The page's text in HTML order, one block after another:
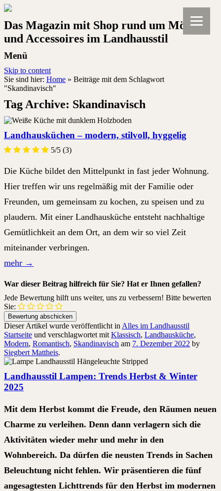
Das Magazin mit Shop rund um Möbel
und Accessoires im Landhausstil
Menü
Skip to content
Sie sind hier: Home » Beiträge mit dem Schlagwort
"Skandinavisch"
Tag Archive: Skandinavisch
Landhausküchen – modern, stilvoll, hyggelig
5/5 (3)
Die Küche bildet den Mittelpunkt in fast jeder Wohnung.
Hier treffen wir uns regelmäßig mit der Familie oder
Freunden, um gemeinsam zu kochen, zu speisen und zu
plaudern. Mit einer Landhausküche entsteht nachhaltige
Gemütlichkeit an dem Ort, an dem wir so viel Zeit
miteinander verbringen.
mehr →
War dieser Beitrag hilfreich für Sie? Hat er Ihnen gefallen?
Jede Bewertung hilft uns weiter, uns zu verbessern! Bitte bewerten
Sie:
Dieser Artikel wurde veröffentlicht in Alles im Landhausstil
Startseite und verschlagwortet mit Klassisch, Landhausküche,
Modern, Romantisch, Skandinavisch am 7. Dezember 2022 by
Siegbert Mattheis.
Landhausstil Lampen: Trends Herbst & Winter
2025
Mit dem Herbst kommt die Freude, den Räumen neuen
Charme zu verleihen. Denn dann verlagern sich die
Aktivitäten wieder mehr und mehr in den
Wohnbereich. Da dürfen die neusten Trends in Sachen
Beleuchtung nicht fehlen. Wir präsentieren die fünf
angesagtesten Lichttrends für den Herbst im modernen